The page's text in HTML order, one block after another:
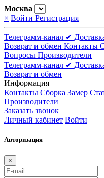
Москва
× Войти Регистрация
Телеграмм-канал ✔
Возврат и обмен Контакты
Вопросы Производители
Телеграмм-канал ✔
Возврат и обмен
Информация
Контакты Сборка Замер
Производители
Заказать звонок
Личный кабинет Войти
Авторизация
×